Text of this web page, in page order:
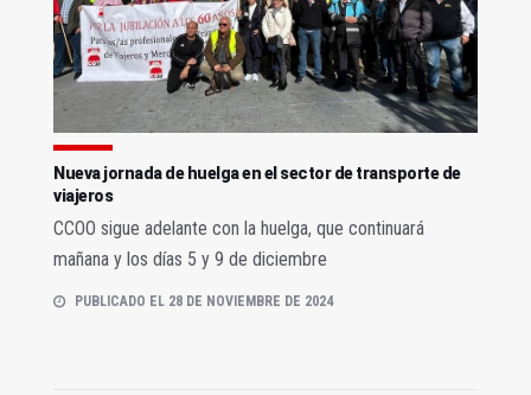
Nueva jornada de huelga en el sector de transporte de
viajeros
CCOO sigue adelante con la huelga, que continuará
mañana y los días 5 y 9 de diciembre
PUBLICADO EL 28 DE NOVIEMBRE DE 2024